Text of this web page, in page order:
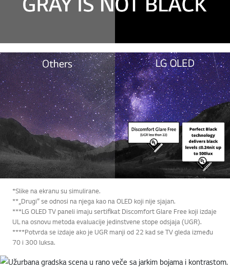
*Slike na ekranu su simulirane.
**„Drugi” se odnosi na njega kao na OLED koji nije sjajan.
***LG OLED TV paneli imaju sertifikat Discomfort Glare Free koji izdaje
UL na osnovu metoda evaluacije jedinstvene stope odsjaja (UGR).
****Potvrda se izdaje ako je UGR manji od 22 kad se TV gleda između
70 i 300 luksa.